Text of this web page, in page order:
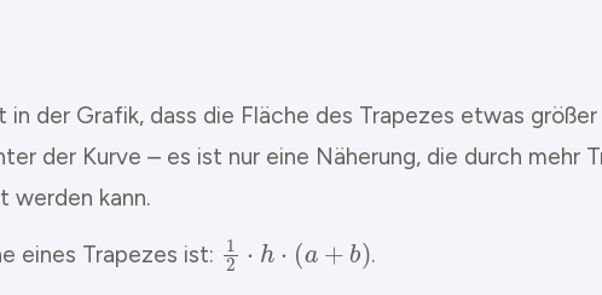
in der Grafik, dass die Fläche des Trapezes etwas
der Kurve – es ist nur eine Näherung, die durch mehr
werden kann.
eines Trapezes ist:
12 h⋅ +
.